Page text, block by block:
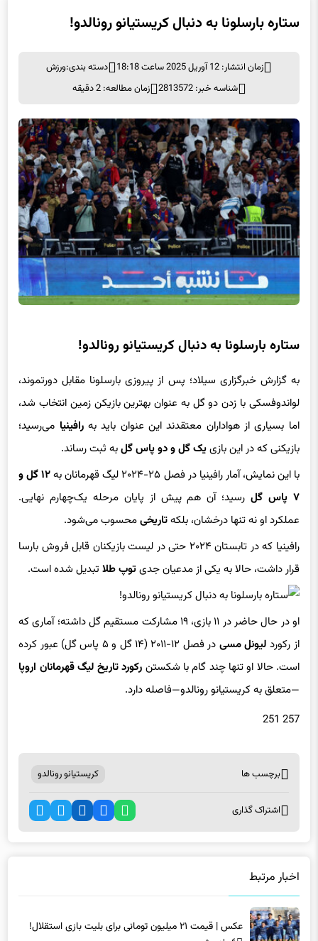
ستاره بارسلونا به دنبال کریستیانو رونالدو!
زمان انتشار: 12 آوریل 2025 ساعت 18:18 دسته بندی:ورزش
شناسه خبر: 2813572
زمان مطالعه: 2 دقیقه
ستاره بارسلونا به دنبال کریستیانو رونالدو!
به گزارش خبرگزاری سیلاد؛ پس از پیروزی بارسلونا مقابل دورتموند،
لواندوفسکی با زدن دو گل به عنوان بهترین بازیکن زمین انتخاب شد،
اما بسیاری از هواداران معتقدند این عنوان باید بهرافینیا می‌رسید؛
بازیکنی که در این بازییک گل و دو پاس گلبه ثبت رساند.
با این نمایش، آمار رافینیا در فصل ۲۵-۲۰۲۴ لیگ قهرمانان به
۱۲ گل و
۷ پاس گل
رسید؛ آن هم پیش از پایان مرحله یک‌چهارم نهایی.
عملکرد او نه تنها درخشان، بلکهتاریخیمحسوب می‌شود.
رافینیا که در تابستان ۲۰۲۴ حتی در لیست بازیکنان قابل فروش بارسا
قرار داشت، حالا به یکی از مدعیان جدیتوپ طلا تبدیل شده است.
او در حال حاضر در ۱۱ بازی، ۱۹ مشارکت مستقیم گل داشته؛ آماری که
از رکورد لیونل مسی
در فصل ۱۲-۲۰۱۱ (۱۴ گل و ۵ پاس گل) عبور کرده
است. حالا او تنها چند گام با شکستن رکورد تاریخ لیگ قهرمانان اروپا
—متعلق به کریستیانو رونالدو—فاصله دارد.
257 251
برچسب ها کریستیانو رونالدو
اشتراک گذاری
اخبار مرتبط
عکس | قیمت ۲۱ میلیون تومانی برای بلیت بازی استقلال!